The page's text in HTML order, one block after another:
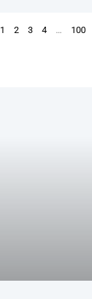
1 2 3 4 … 100